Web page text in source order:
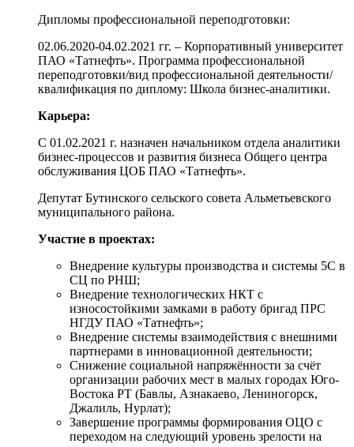
Дипломы профессиональной переподготовки:
02.06.2020-04.02.2021 гг. – Корпоративный университет
ПАО «Татнефть». Программа профессиональной
переподготовки/вид профессиональной деятельности/
квалификация по диплому: Школа бизнес-аналитики.
Карьера:
С 01.02.2021 г. назначен начальником отдела аналитики
бизнес-процессов и развития бизнеса Общего центра
обслуживания ЦОБ ПАО «Татнефть».
Депутат Бутинского сельского совета Альметьевского
муниципального района.
Участие в проектах:
Внедрение культуры производства и системы 5С в
СЦ по РНШ;
Внедрение технологических НКТ с
износостойкими замками в работу бригад ПРС
НГДУ ПАО «Татнефть»;
Внедрение системы взаимодействия с внешними
партнерами в инновационной деятельности;
Снижение социальной напряжённости за счёт
организации рабочих мест в малых городах Юго-
Востока РТ (Бавлы, Азнакаево, Лениногорск,
Джалиль, Нурлат);
Завершение программы формирования ОЦО с
переходом на следующий уровень зрелости на